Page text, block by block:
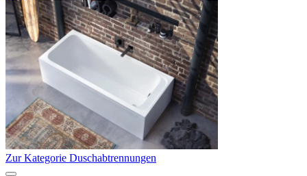
Zur Kategorie Duschabtrennungen